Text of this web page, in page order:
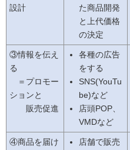
設計
た商品開発
と上代価格
の決定
③情報を伝え
る
＝プロモー
ションと
販売促進
各種の広告
をする
SNS(YouTu
be)など
店頭POP、
VMDなど
④商品を届け
店舗で販売